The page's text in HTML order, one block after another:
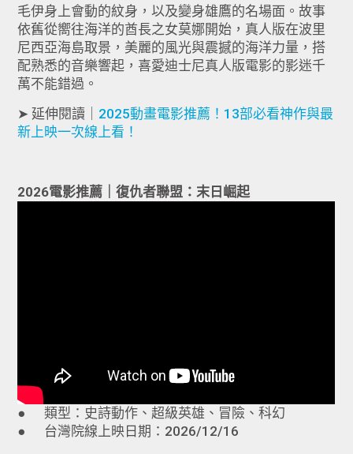
毛伊身上會動的紋身，以及變身雄鷹的名場面。故事
依舊從嚮往海洋的酋長之女莫娜開始，真人版在波里
尼西亞海島取景，美麗的風光與震撼的海洋力量，搭
配熟悉的音樂響起，喜愛迪士尼真人版電影的影迷千
萬不能錯過。
➤ 延伸閱讀｜ 2025動畫電影推薦！13部必看神作與最
新上映一次線上看！
2026電影推薦｜復仇者聯盟：末日崛起
● 類型：史詩動作、超級英雄、冒險、科幻
● 台灣院線上映日期：2026/12/16